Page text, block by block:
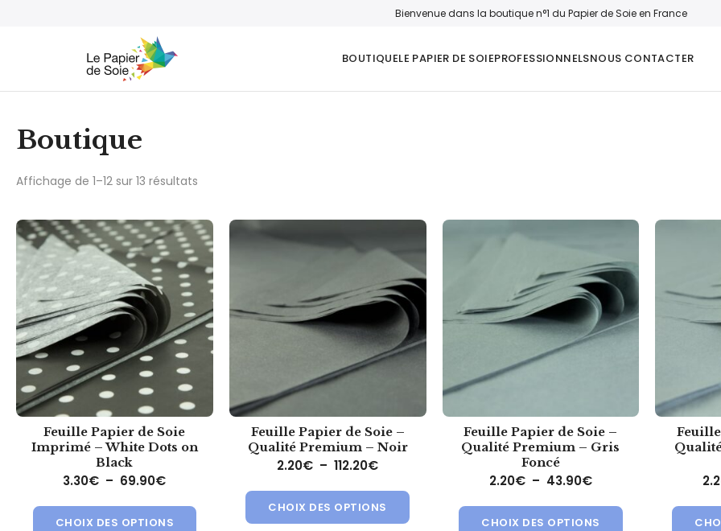
Bienvenue dans la boutique n°1 du Papier de Soie en France
BOUTIQUELE PAPIER DE SOIEPROFESSIONNELSNOUS CONTACTER
Boutique
Affichage de 1–12 sur 13 résultats
Feuille Papier de Soie
Imprimé – White Dots on
Black
3.30€ – 69.90€Plage de prix : 3.30€ à 69.90€
CHOIX DES OPTIONS
Ce produit a plusieurs variations. Les options peuvent être choisies sur la page du produit
Feuille Papier de Soie –
Qualité Premium – Noir
2.20€ – 112.20€Plage de prix : 2.20€ à 112.20€
CHOIX DES OPTIONS
Ce produit a plusieurs variations. Les options peuvent
Feuille Papier de Soie –
Qualité Premium – Gris
Foncé
2.20€ – 43.90€Plage de prix :
CHOIX DES OPTIONS
Ce produit a